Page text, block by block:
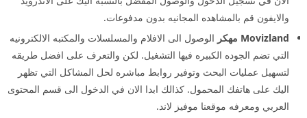
والايفون قم بالمشاهده المجانيه بدون مدفوعات.
Movizland مهكر
الوصول الى الافلام والمسلسلات والمكتبه الالكترونيه
التي تضم الجوده الكبيره فيها التشغيل. لكن والتعرف على افضل طريقه
لتسهيل عمليات البحث وتوفير روابط مباشره لحل المشاكل التي تظهر
اليك على هاتفك المحمول. كذالك ابدا الان في الدخول الى قسم المحتوى
العربي ومعرفه موقعنا موفيز لاند.